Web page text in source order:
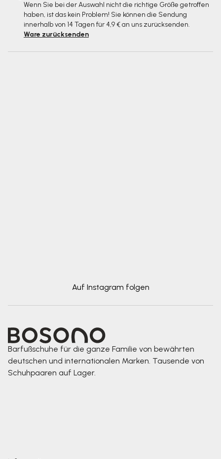
Wenn Sie bei der Auswahl nicht die richtige Größe getroffen
haben, ist das kein Problem! Sie können die Sendung
innerhalb von 14 Tagen für 4,9 € an uns zurücksenden.
Ware zurücksenden
Auf Instagram folgen
Barfußschuhe für die ganze Familie von bewährten
deutschen und internationalen Marken. Tausende von
Schuhpaaren auf Lager.